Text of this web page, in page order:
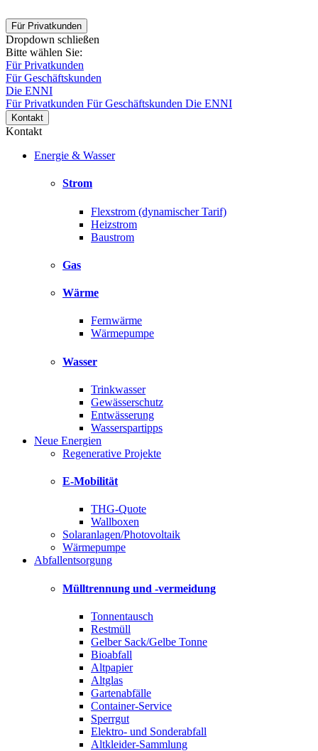
Für Privatkunden
Dropdown schließen
Bitte wählen Sie:
Für Privatkunden
Für Geschäftskunden
Die ENNI
Für Privatkunden Für Geschäftskunden Die ENNI
Kontakt
Kontakt
Energie & Wasser
Strom
Flexstrom (dynamischer Tarif)
Heizstrom
Baustrom
Gas
Wärme
Fernwärme
Wärmepumpe
Wasser
Trinkwasser
Gewässerschutz
Entwässerung
Wasserspartipps
Neue Energien
Regenerative Projekte
E-Mobilität
THG-Quote
Wallboxen
Solaranlagen/Photovoltaik
Wärmepumpe
Abfallentsorgung
Mülltrennung und -vermeidung
Tonnentausch
Restmüll
Gelber Sack/Gelbe Tonne
Bioabfall
Altpapier
Altglas
Gartenabfälle
Container-Service
Sperrgut
Elektro- und Sonderabfall
Altkleider-Sammlung